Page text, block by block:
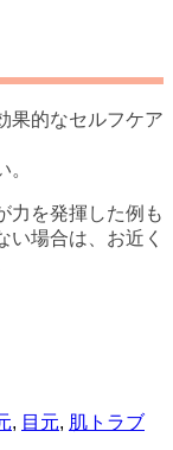
果的なセルフケア
力を発揮した例も
い場合は、お近く
, 目元, 肌トラブ